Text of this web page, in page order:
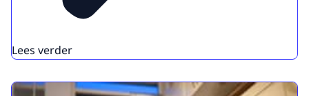
Lees verder